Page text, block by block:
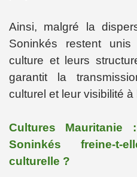
Ainsi, malgré la
Soninkés restent
culture et leurs
garantit la
culturel et leur visibilité à
Cultures
Soninkés freine-t-
culturelle ?